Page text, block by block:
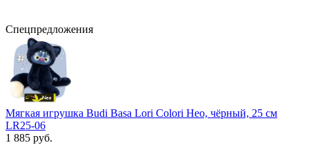
Спецпредложения
Мягкая игрушка Budi Basa Lori Colori Нео, чёрный, 25 см
LR25-06
1 885 руб.